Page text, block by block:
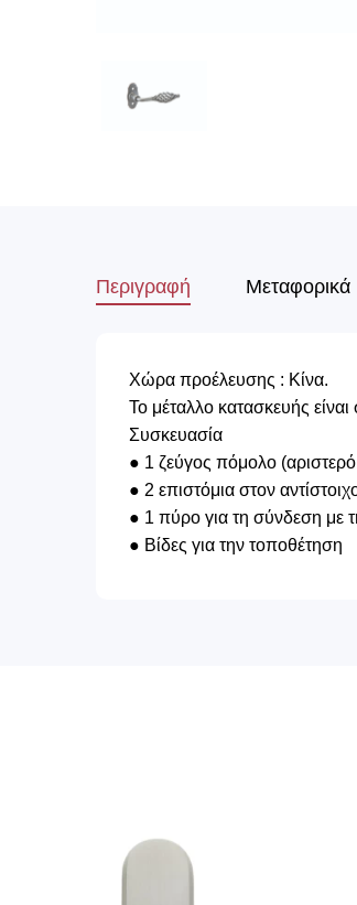
Περιγραφή Μεταφορικά
Χώρα προέλευσης : Κίνα.
Το μέταλλο κατασκευής είναι
Συσκευασία
● 1 ζεύγος πόμολο (αριστερό
● 2 επιστόμια στον
● 1 πύρο για τη σύνδεση με
● Βίδες για την τοποθέτηση